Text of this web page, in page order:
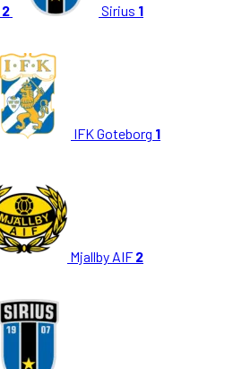
2 Sirius 1
IFK Goteborg 1
Mjallby AIF 2